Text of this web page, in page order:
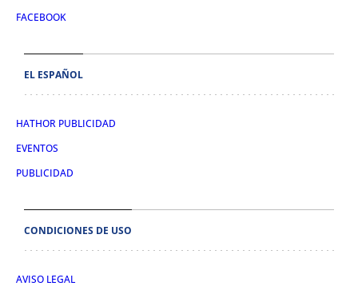
FACEBOOK
EL ESPAÑOL
HATHOR PUBLICIDAD
EVENTOS
PUBLICIDAD
CONDICIONES DE USO
AVISO LEGAL